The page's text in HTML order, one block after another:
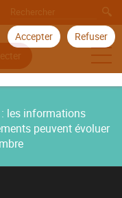
Accepter Refuser
les informations
peuvent évoluer